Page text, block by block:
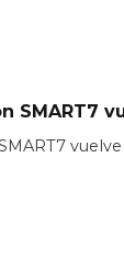
SMART7
vuelve